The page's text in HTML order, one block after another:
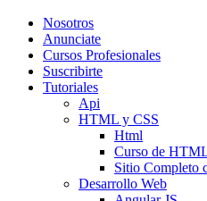
Nosotros
Anunciate
Cursos Profesionales
Suscribirte
Tutoriales
Api
HTML y CSS
Html
Curso de
Sitio Completo
Desarrollo Web